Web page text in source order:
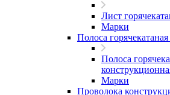
Лист
Марки
Полоса
Полоса
Марки
Проволока